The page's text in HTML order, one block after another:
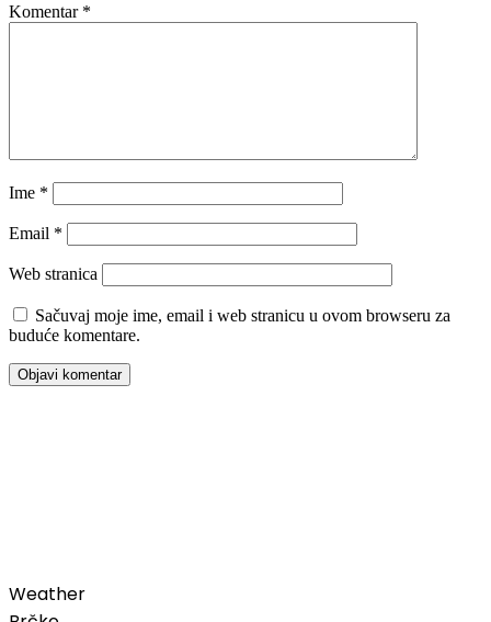
Komentar *
Ime *
Email *
Web stranica
Sačuvaj moje ime, email i web stranicu u ovom browseru za
buduće komentare.
Weather